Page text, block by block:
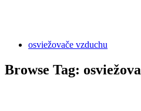
osviežovače vzduchu
Browse Tag: